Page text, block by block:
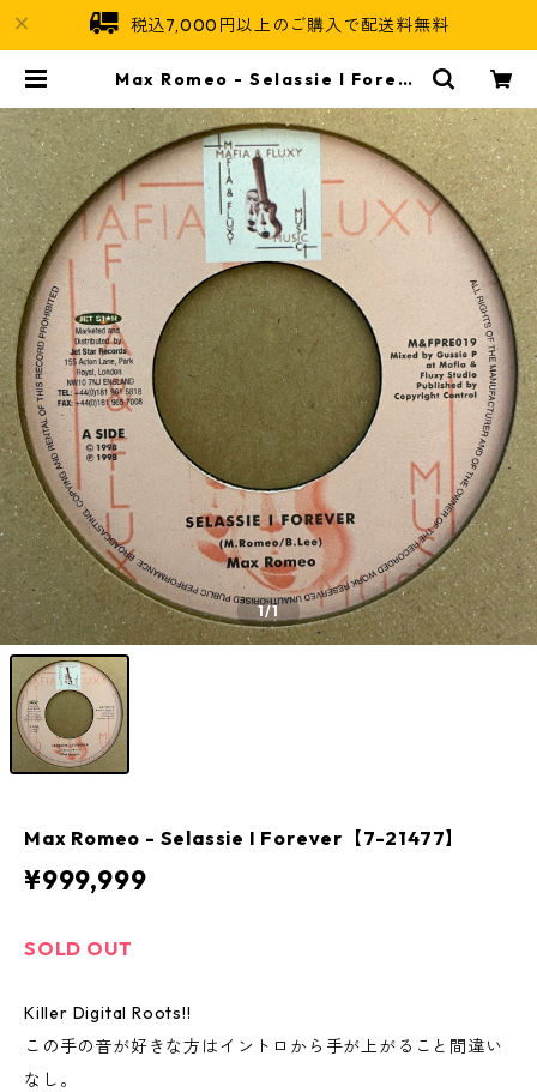
税込7,000円以上のご購入で配送料無料
Max Romeo - Selassie I Foreve
1/1
Max Romeo - Selassie I Forever【7-21477】
¥999,999
SOLD OUT
Killer Digital Roots!!
この手の音が好きな方はイントロから手が上がること間違い
なし。